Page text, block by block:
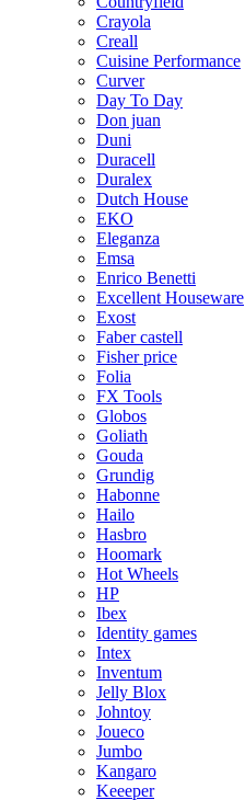
Crayola
Creall
Cuisine Performance
Curver
Day To Day
Don juan
Duni
Duracell
Duralex
Dutch House
EKO
Eleganza
Emsa
Enrico Benetti
Excellent Houseware
Exost
Faber castell
Fisher price
Folia
FX Tools
Globos
Goliath
Gouda
Grundig
Habonne
Hailo
Hasbro
Hoomark
Hot Wheels
HP
Ibex
Identity games
Intex
Inventum
Jelly Blox
Johntoy
Joueco
Jumbo
Kangaro
Keeeper